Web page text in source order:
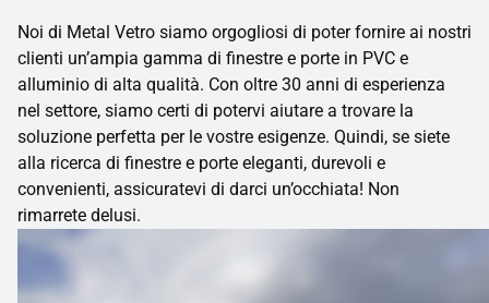
Noi di Metal Vetro siamo orgogliosi di poter fornire ai nostri
clienti un’ampia gamma di finestre e porte in PVC e
alluminio di alta qualità. Con oltre 30 anni di esperienza
nel settore, siamo certi di potervi aiutare a trovare la
soluzione perfetta per le vostre esigenze. Quindi, se siete
alla ricerca di finestre e porte eleganti, durevoli e
convenienti, assicuratevi di darci un’occhiata! Non
rimarrete delusi.